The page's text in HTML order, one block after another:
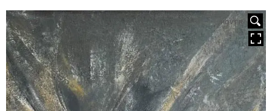
HOVER